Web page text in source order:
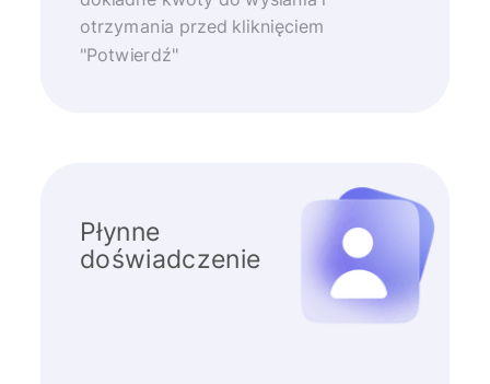
otrzymania przed kliknięciem
"Potwierdź"
Płynne
doświadczenie